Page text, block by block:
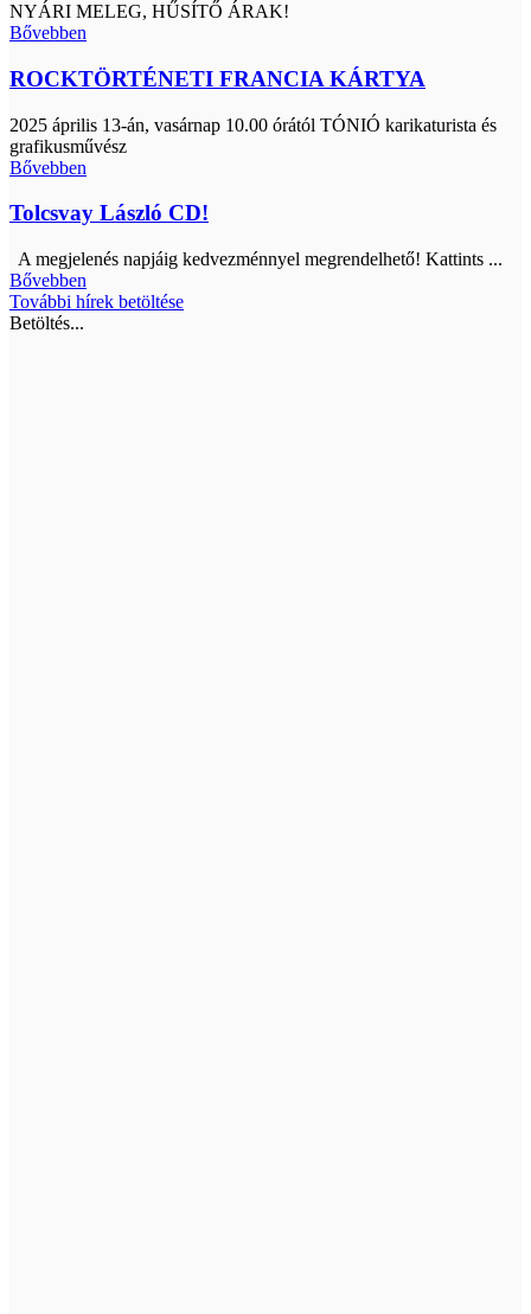
NYÁRI MELEG, HŰSÍTŐ ÁRAK!
Bővebben
ROCKTÖRTÉNETI FRANCIA KÁRTYA
2025 április 13-án, vasárnap 10.00 órától TÓNIÓ karikaturista és
grafikusművész
Bővebben
Tolcsvay László CD!
A megjelenés napjáig kedvezménnyel megrendelhető! Kattints ...
Bővebben
További hírek betöltése
Betöltés...